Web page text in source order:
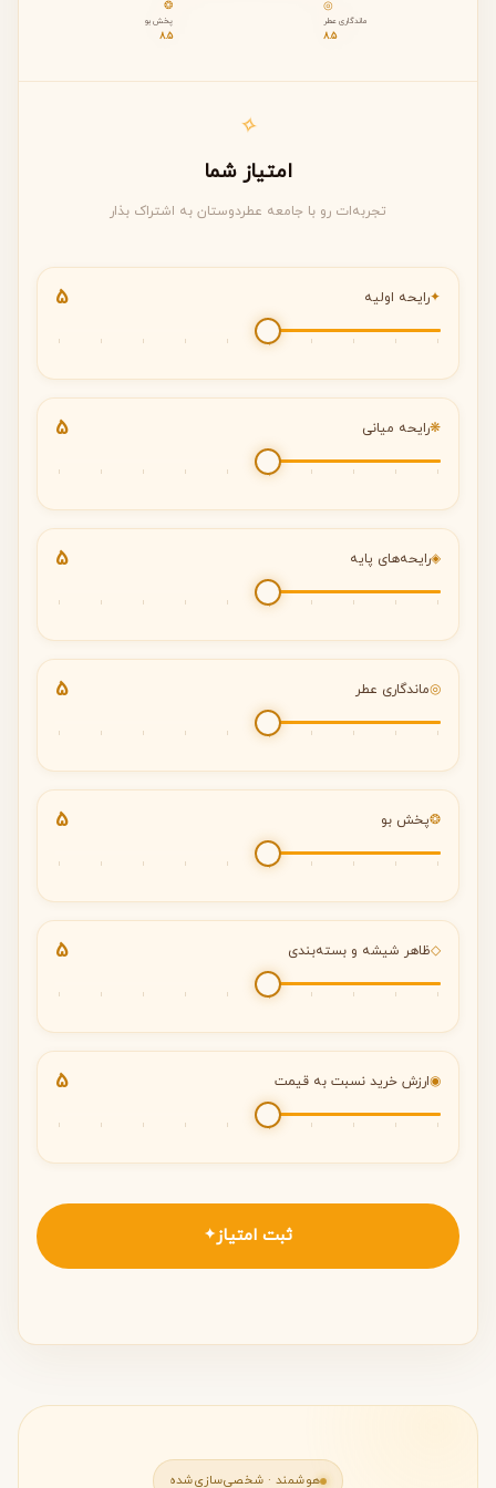
◎
ماندگاری عطر
8.5
❂
پخش بو
8.5
شیشه و بسته‌بندی: 9.0 از ۱۰
✧
امتیاز شما
تجربه‌ات رو با جامعه عطردوستان به اشتراک بذار
✦رایحه اولیه 5
❋رایحه میانی 5
◈رایحه‌های پایه 5
◎ماندگاری عطر 5
❂پخش بو 5
◇ظاهر شیشه و بسته‌بندی 5
◉ارزش خرید نسبت به قیمت 5
ثبت امتیاز✦
هوشمند · شخصی‌سازی‌شده